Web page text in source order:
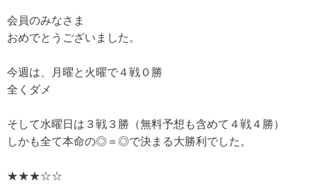
会員のみなさま
おめでとうございました。
今週は、月曜と火曜で４戦０勝
全くダメ
そして水曜日は３戦３勝（無料予想も含めて４戦４勝）
しかも全て本命の◎＝◎で決まる大勝利でした。
★★★☆☆